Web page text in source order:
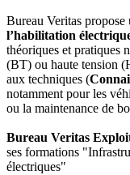
Bureau Veritas propose
l’habilitation
théoriques et pratiques
(BT) ou haute tension
aux techniques (
notamment pour les
ou la maintenance de
Bureau Veritas
ses formations
électriques"